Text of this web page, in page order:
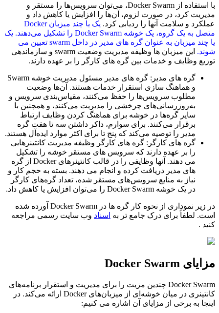
با استفاده از Docker Swarm، می‌توان سرویس‌ها را مستقر و
مدیریت کرد، در صورت لزوم، آن‌ها را افزایش یا کاهش داد و
عملکرد و سلامت آنها را ردیابی کرد.
یک یا چند میزبان Docker
متصل به یک گروه، یک خوشه Docker Swarm را تشکیل می‌دهند.
یک
یا چند میزبان به عنوان گره های مدیر در داخل swarm تعیین می
شوند.
این میزبان ها وظیفه مدیریت وضعیت swarm و سازماندهی
توزیع وظایف و خدمات بین گره های کارگر را بر عهده دارند.
گره های مدیر: گره های مدیر مسئول مدیریت خوشه Swarm
و هماهنگ سازی استقرار خدمات هستند. آن‌ها وضعیت
مطلوب سرویس‌ها را حفظ می‌کنند، مقیاس‌بندی سرویس و
به‌روزرسانی‌های چرخشی را مدیریت می‌کنند، و همچنین با
سایر گره‌ها در خوشه برای هماهنگ کردن وظایف ارتباط
برقرار می‌کنند. برای سوارم، داکر داشتن سه تا هفت گره
مدیر را توصیه می‌کند که پنج تا برای اکثر موارد ایده‌آل هستند.
گره های کارگر: گره های کارگر وظیفه مدیریت کانتینرهایی
را بر عهده دارند که سرویس های مستقر خوشه را تشکیل
می دهند. آنها وظایفی را در قالب کانتینرهای Docker از گره
های مدیر دریافت کرده و انجام می دهند. بسته به حجم کار و
نیاز به منابع سرویس‌های مستقر شده، تعداد گره‌های کارگر
در یک خوشه Docker Swarm را می‌توان افزایش یا کاهش داد.
در زیر نموداری از نحوه کار گره ها در Docker Swarm آورده شده
است. لطفاً برای درک جامع تر به اسناد وب سایت رسمی مراجعه
کنید .
مزایای Docker Swarm
Docker Swarm چندین مزیت را برای مدیریت و استقرار برنامه‌های
کانتینری در میان خوشه‌ای از میزبان‌های Docker ارائه می‌کند. در
اینجا به برخی از مزایای آن اشاره می کنیم: